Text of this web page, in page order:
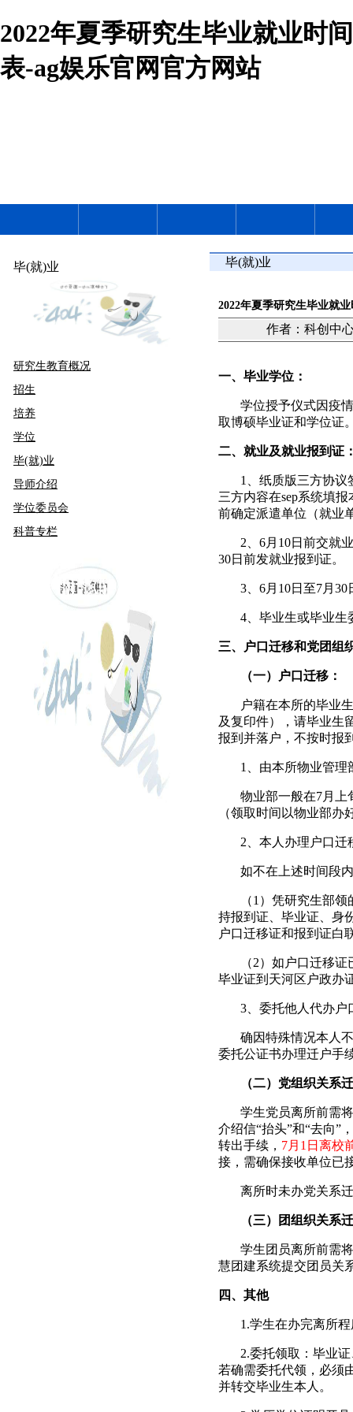
2022年夏季研究生毕业就业时间
表-ag娱乐官网官方网站
毕(就)业
研究生教育概况
招生
培养
学位
毕(就)业
导师介绍
学位委员会
科普专栏
毕(就)业
2022年夏季研究生毕业就
作者：科创中
一、毕业学位：
学位授予仪式因疫
取博硕毕业证和学位证
二、就业及就业报到证
1
、纸质版三方协
三方内容在sep系统填报
前确定派遣单位（就业
2 6月 10日前交就
30日前发就业报到证。
3、 6月 10日至7月 30
4、毕业生或毕业生
三、户口迁移和党团组
（一）户口迁移：
户籍在本所的毕业
及复印件），请毕业生
报到并落户，不按时报
1 、由本所物业管理
物业部一般在7月上
（领取时间以物业部办
2 、本人办理户口迁
如不在上述时间段
（1 ）凭研究生部领
持报到证、毕业证、身
户口迁移证和报到证白
（2）如户口迁移证
毕业证到天河区户政办
3、委托他人代办户
确因特殊情况本人
委托公证书办理迁户手
（二）党组织关系
学生党员离所前需
介绍信“抬头”和“去向”
转出手续， 7月 1 日离校
接，需确保接收单位已
离所时未办党关系
（三）团组织关系
学生团员离所前需
慧团建系统提交团员关
四、其他
1.学生在办完离所
2.委托领取：毕业
若确需委托代领，必须
并转交毕业生本人。